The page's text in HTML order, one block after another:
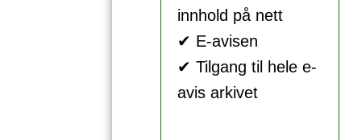
innhold på nett
✔ E-avisen
✔ Tilgang til hele e-
avis arkivet